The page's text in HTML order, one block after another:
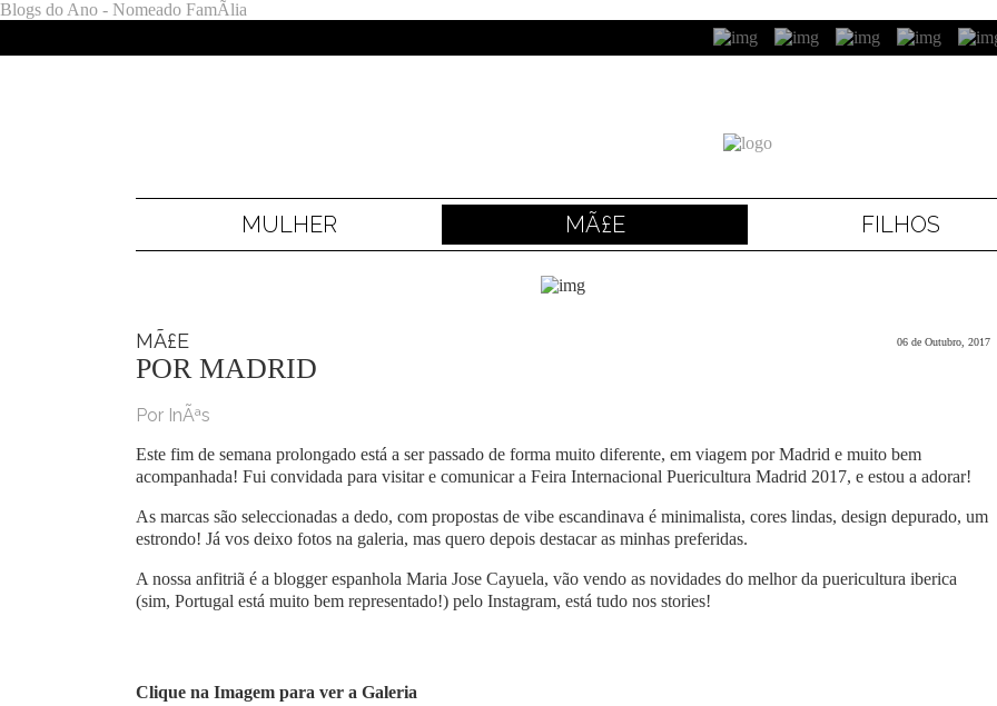
Blogs do Ano - Nomeado FamÃ­lia
MULHER MÃ£E FILHOS
MÃ£E 06 de Outubro, 2017
POR MADRID
Por InÃªs
Este fim de semana prolongado está a ser passado de forma muito diferente, em viagem por Madrid e muito bem
acompanhada! Fui convidada para visitar e comunicar a Feira Internacional Puericultura Madrid 2017, e estou a adorar!
As marcas são seleccionadas a dedo, com propostas de vibe escandinava é minimalista, cores lindas, design depurado, um
estrondo! Já vos deixo fotos na galeria, mas quero depois destacar as minhas preferidas.
A nossa anfitriã é a blogger espanhola Maria Jose Cayuela, vão vendo as novidades do melhor da puericultura iberica
(sim, Portugal está muito bem representado!) pelo Instagram, está tudo nos stories!
Clique na Imagem para ver a Galeria